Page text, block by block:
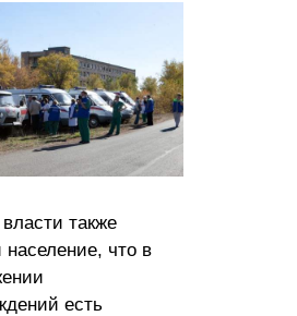
также
население, что в
есть